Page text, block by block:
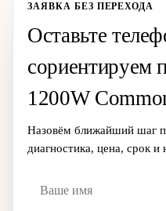
ЗАЯВКА БЕЗ ПЕРЕХОДА
Оставьте
сориентируем
1200W
Назовём ближайший шаг
диагностика, цена, срок и